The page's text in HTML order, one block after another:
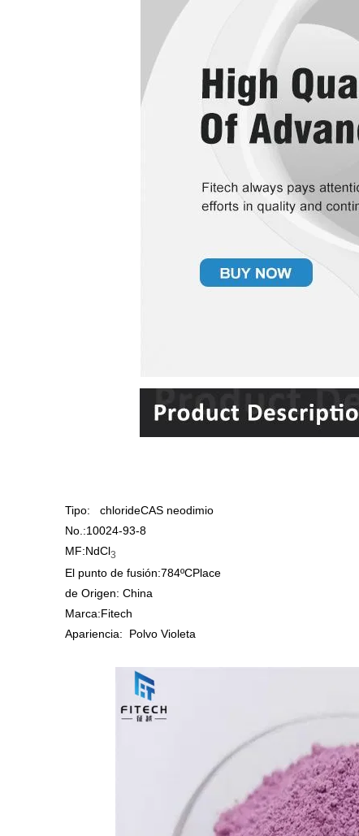
Tipo:
chlorideCAS neodimio
No.:10024-93-8
MF:NdCl3
El punto de fusión:784ºCPlace
de Origen: China
Marca:Fitech
Apariencia:
Polvo Violeta